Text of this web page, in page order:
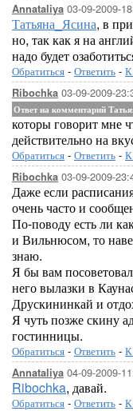
Annataliya 03-09-2009-
Татьяна_Ясина, в
но, так как я на
надо будет
Обратиться - Ответить - К
Ribochka 03-09-2009-
Ответ на комментарий
которы говорит мне
действительно на
Обратиться - Ответить - К
Ribochka 03-09-2009-
Даже если
очень часто и
По-поводу есть ли
и Вильнюсом, то
знаю.
Я бы вам
него вылазки в
Друскининкай и
Я чуть позже скину
гостинницы.
Обратиться - Ответить - К
Annataliya 04-09-2009-
Ribochka, давай.
Обратиться - Ответить - К